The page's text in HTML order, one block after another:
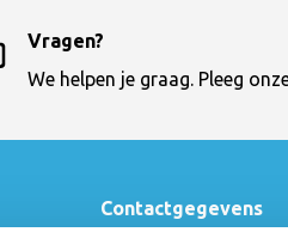
Vragen?
We helpen je graag. Pleeg
Contactgegevens